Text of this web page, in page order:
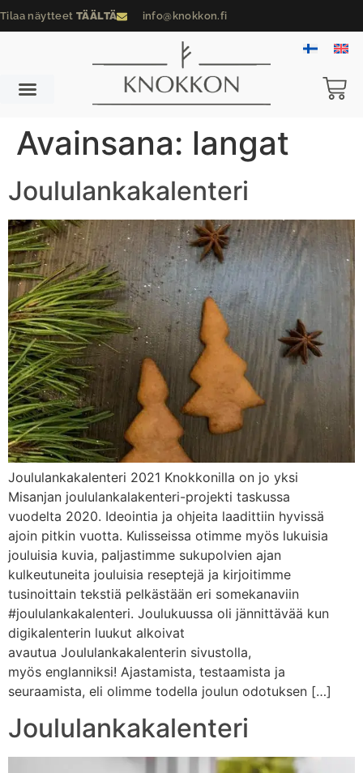
Tilaa näytteet TÄÄLTÄ info@knokkon.fi
Avainsana: langat
Joululankakalenteri
Joululankakalenteri 2021 Knokkonilla on jo yksi
Misanjan joululankalakenteri-projekti taskussa
vuodelta 2020. Ideointia ja ohjeita laadittiin hyvissä
ajoin pitkin vuotta. Kulisseissa otimme myös lukuisia
jouluisia kuvia, paljastimme sukupolvien ajan
kulkeutuneita jouluisia reseptejä ja kirjoitimme
tusinoittain tekstiä pelkästään eri somekanaviin
#joululankakalenteri. Joulukuussa oli jännittävää kun
digikalenterin luukut alkoivat
avautua Joululankakalenterin sivustolla,
myös englanniksi! Ajastamista, testaamista ja
seuraamista, eli olimme todella joulun odotuksen […]
Joululankakalenteri